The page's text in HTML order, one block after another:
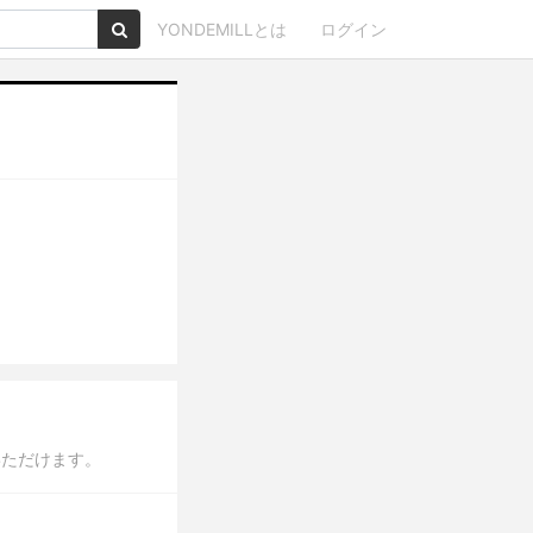
YONDEMILLとは ログイン
だけます。